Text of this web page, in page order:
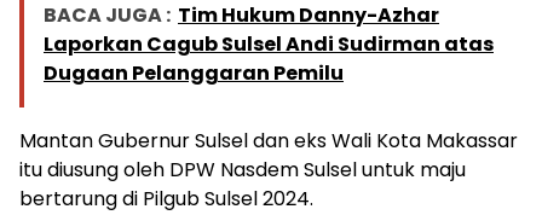
BACA JUGA : Tim Hukum Danny-Azhar
Laporkan Cagub Sulsel Andi Sudirman atas
Dugaan Pelanggaran Pemilu
Mantan Gubernur Sulsel dan eks Wali Kota Makassar
itu diusung oleh DPW Nasdem Sulsel untuk maju
bertarung di Pilgub Sulsel 2024.